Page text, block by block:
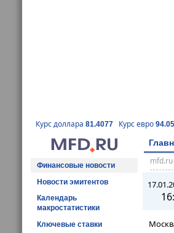
Курс доллара 81.4077 Курс евро
Финансовые новости
Новости эмитентов
Календарь
макростатистики
Ключевые ставки
mfd.ru